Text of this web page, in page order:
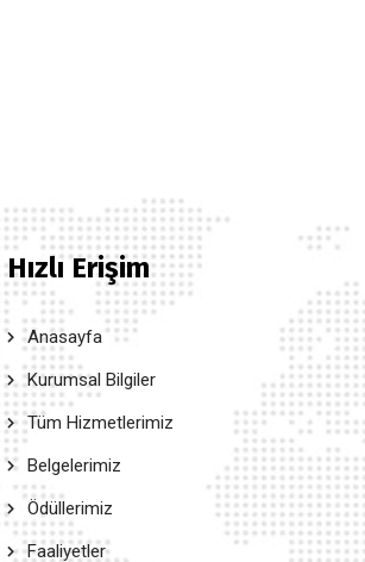
Hızlı Erişim
Anasayfa
Kurumsal Bilgiler
Tüm Hizmetlerimiz
Belgelerimiz
Ödüllerimiz
Faaliyetler